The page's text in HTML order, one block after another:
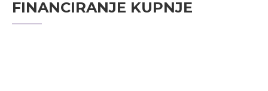
FINANCIRANJE KUPNJE